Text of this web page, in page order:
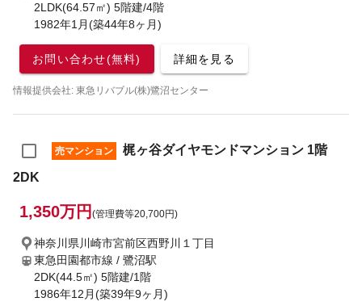
2LDK(64.57㎡) 5階建/4階
1982年1月(築44年8ヶ月)
お問い合わせ(無料) 詳細を見る
情報提供会社: 東急リバブル(株)鷺沼センター
売マンション
梶ヶ谷ダイヤモンドマンション 1階
2DK
1,350万円 (管理費等20,700円)
神奈川県川崎市宮前区西野川１丁目
東急田園都市線 / 鷺沼駅
2DK(44.5㎡) 5階建/1階
1986年12月(築39年9ヶ月)